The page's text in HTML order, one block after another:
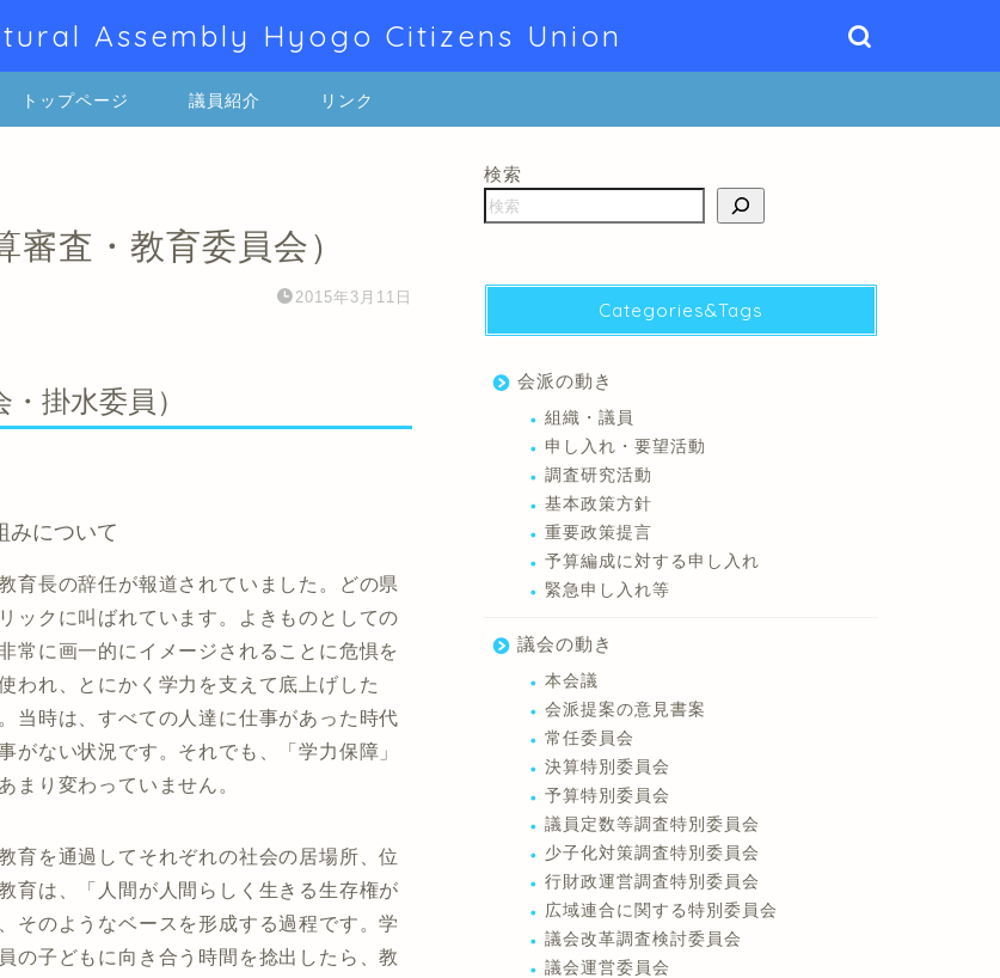
Assembly Hyogo Citizens Union
トップページ 議員紹介 リンク
査・教育委員会）
2015年3月11日
掛水委員）
みについて
育長の辞任が報道されていました。どの県
ックに叫ばれています。よきものとしての
常に画一的にイメージされることに危惧を
われ、とにかく学力を支えて底上げした
当時は、すべての人達に仕事があった時代
がない状況です。それでも、「学力保障」
まり変わっていません。
育を通過してそれぞれの社会の居場所、位
育は、「人間が人間らしく生きる生存権が
そのようなベースを形成する過程です。学
の子どもに向き合う時間を捻出したら、教
検索
Categories&Tags
会派の動き
組織・議員
申し入れ・要望活動
調査研究活動
基本政策方針
重要政策提言
予算編成に対する申し入れ
緊急申し入れ等
議会の動き
本会議
会派提案の意見書案
常任委員会
決算特別委員会
予算特別委員会
議員定数等調査特別委員会
少子化対策調査特別委員会
行財政運営調査特別委員会
広域連合に関する特別委員会
議会改革調査検討委員会
議会運営委員会